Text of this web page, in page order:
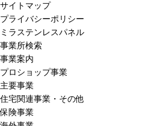
サイトマップ
プライバシーポリシー
ミラステンレスパネル
事業所検索
事業案内
プロショップ事業
主要事業
住宅関連事業・その他
保険事業